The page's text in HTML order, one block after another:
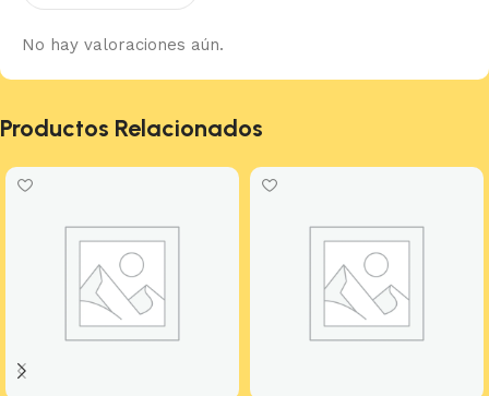
No hay valoraciones aún.
Productos Relacionados